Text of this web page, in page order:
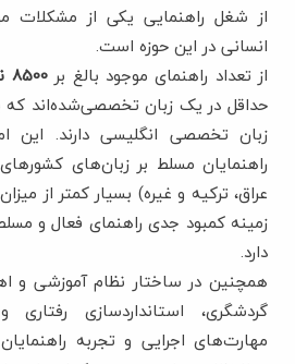
از شغل راهنمایی یکی از مشکلات
انسانی در این حوزه است.
از تعداد راهنمای موجود بالغ ‌بر8500 نفر
حداقل در یک‌ زبان تخصصی‌شده‌اند
زبان تخصصی انگلیسی دارند. این
راهنمایان مسلط بر زبان‌های
عراق، ترکیه و غیره) بسیار کمتر از
زمینه کمبود جدی راهنمای فعال و
دارد.
همچنین در ساختار نظام آموزشی و
گردشگری، استانداردسازی
مهارت‌های اجرایی و تجربه